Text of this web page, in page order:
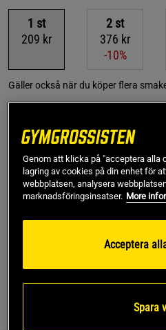
1 st
209 kr
2 st
376 kr
-10%
Gäller också när du köper flera
Fri frakt över 499 kr Fri retur
SKU #A5070-3| EAN7350026470985
Propolis EKO består av
Propolis, även kallas bikitt,
Recensioner
Genom att klicka på "acceptera alla
lagring av cookies på din enhet för
webbplatsen, analysera
marknadsföringsinsatser. More
Acceptera
Spara